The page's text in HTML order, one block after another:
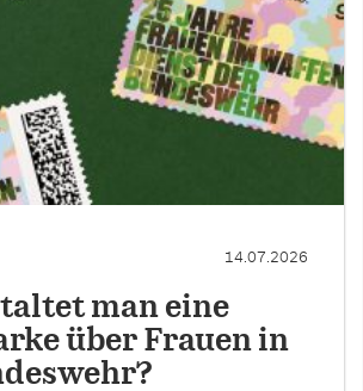
14.07.2026
man eine
über Frauen in